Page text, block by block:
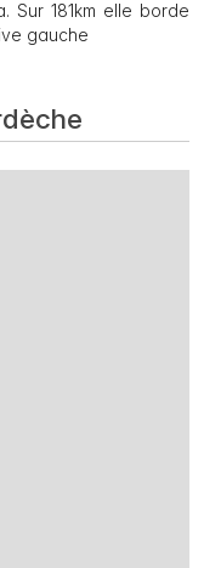
Sur 181km elle borde
gauche